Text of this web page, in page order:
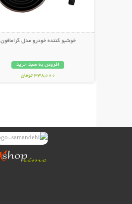
خوشبو کننده خودرو مدل گرامافون
افزودن به سبد خرید
338,000 تومان